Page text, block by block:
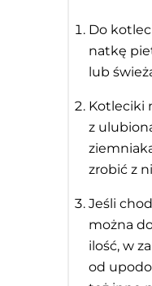
Do
natkę
lub
Kotleciki
z
zrobić z
Jeśli
można
ilość, w
od